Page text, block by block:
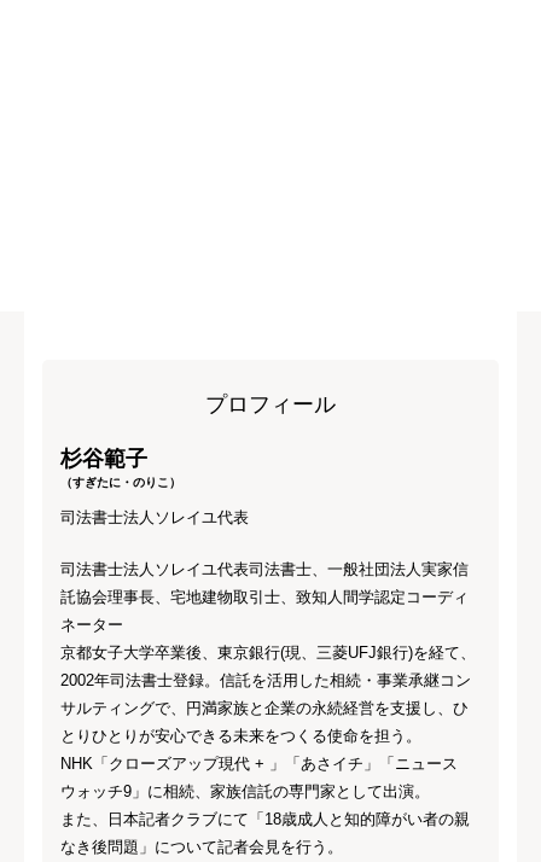
プロフィール
杉谷範子
（すぎたに・のりこ）
司法書士法人ソレイユ代表
司法書士法人ソレイユ代表司法書士、一般社団法人実家信
託協会理事長、宅地建物取引士、致知人間学認定コーディ
ネーター
京都女子大学卒業後、東京銀行(現、三菱UFJ銀行)を経て、
2002年司法書士登録。信託を活用した相続・事業承継コン
サルティングで、円満家族と企業の永続経営を支援し、ひ
とりひとりが安心できる未来をつくる使命を担う。
NHK「クローズアップ現代 + 」「あさイチ」「ニュース
ウォッチ9」に相続、家族信託の専門家として出演。
また、日本記者クラブにて「18歳成人と知的障がい者の親
なき後問題」について記者会見を行う。